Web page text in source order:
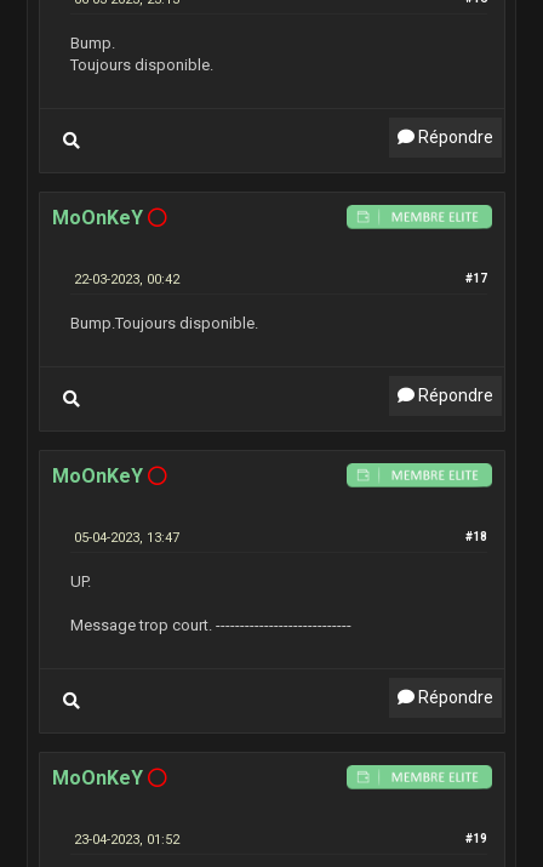
Bump.
Toujours disponible.
Répondre
MoOnKeY
#17
22-03-2023, 00:42
Bump.Toujours disponible.
Répondre
MoOnKeY
#18
05-04-2023, 13:47
UP.
Message trop court. ----------------------------
Répondre
MoOnKeY
#19
23-04-2023, 01:52